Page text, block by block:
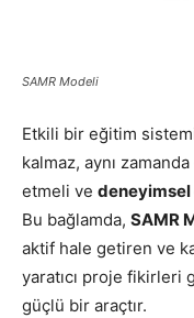
SAMR Modeli
Etkili bir eğitim
kalmaz, aynı
etmeli ve
Bu bağlamda, SAMR
aktif hale getiren ve
yaratıcı proje fikirleri
güçlü bir araçtır.